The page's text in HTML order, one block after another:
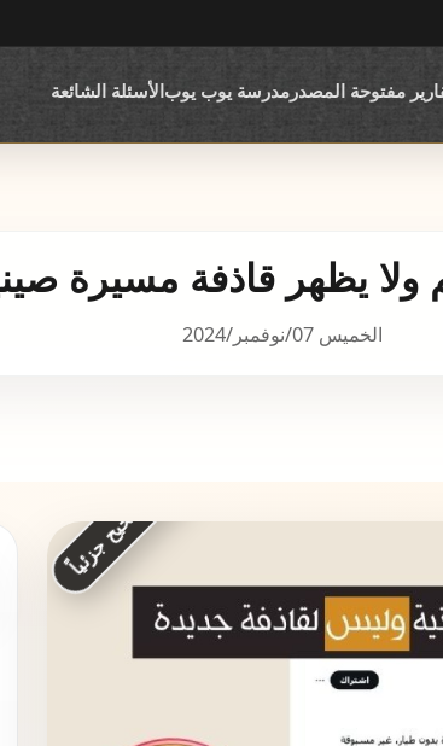
مفتوحة المصدر مدرسة يوب يوبالأسئلة الشائعة
ولا يظهر قاذفة مسيرة
الخميس 07/نوفمبر/2024
غير صحيح جزئياً